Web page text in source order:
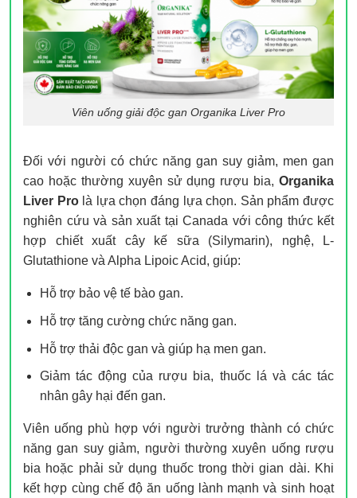
Viên uống giải độc gan Organika Liver Pro
Đối với người có chức năng gan suy giảm, men gan
cao hoặc thường xuyên sử dụng rượu bia, Organika
Liver Prolà lựa chọn đáng lựa chọn. Sản phẩm được
nghiên cứu và sản xuất tại Canada với công thức kết
hợp chiết xuất cây kế sữa (Silymarin), nghệ, L-
Glutathione và Alpha Lipoic Acid, giúp:
Hỗ trợ bảo vệ tế bào gan.
Hỗ trợ tăng cường chức năng gan.
Hỗ trợ thải độc gan và giúp hạ men gan.
Giảm tác động của rượu bia, thuốc lá và các tác
nhân gây hại đến gan.
Viên uống phù hợp với người trưởng thành có chức
năng gan suy giảm, người thường xuyên uống rượu
bia hoặc phải sử dụng thuốc trong thời gian dài. Khi
kết hợp cùng chế độ ăn uống lành mạnh và sinh hoạt